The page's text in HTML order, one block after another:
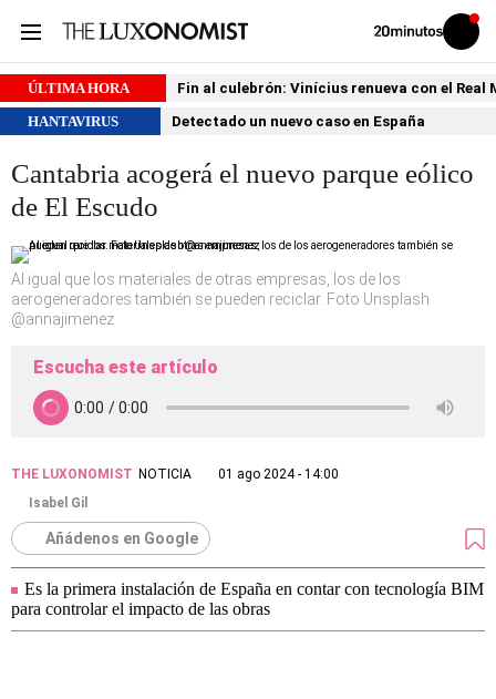
Volver
Iniciar
sesión
ÚLTIMA HORA
Fin al culebrón: Vinícius renueva con el Real
HANTAVIRUS
Detectado un nuevo caso en España
Cantabria acogerá el nuevo parque eólico
de El Escudo
Al igual que los materiales de otras empresas, los de los
aerogeneradores también se pueden reciclar. Foto Unsplash
@annajimenez
Escucha este artículo
THE LUXONOMIST NOTICIA
01 ago 2024 - 14:00
Isabel Gil
Añádenos en Google
Es la primera instalación de España en contar con tecnología BIM
para controlar el impacto de las obras